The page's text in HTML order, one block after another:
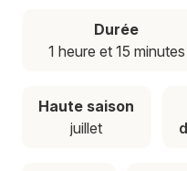
Durée
1 heure et 15 minutes
Haute saison
juillet